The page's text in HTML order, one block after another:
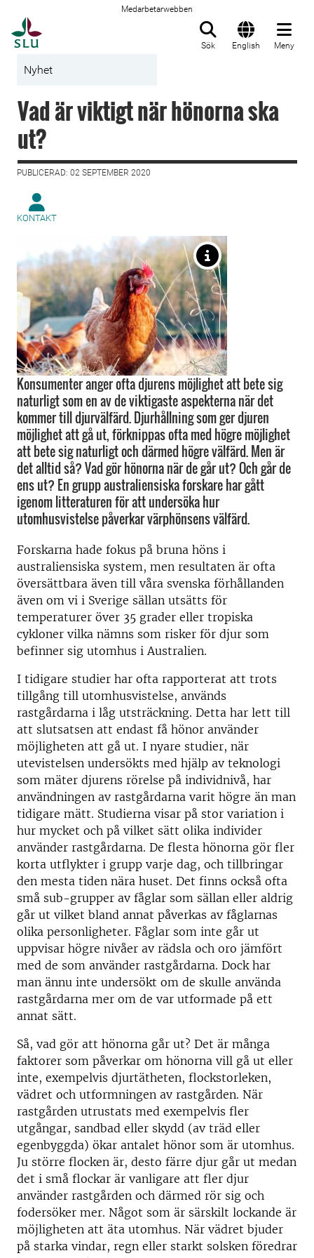
Medarbetarwebben
Sök English Meny
Nyhet
Vad är viktigt när hönorna ska
ut?
PUBLICERAD: 02 SEPTEMBER 2020
KONTAKT
Konsumenter anger ofta djurens möjlighet att bete sig
naturligt som en av de viktigaste aspekterna när det
kommer till djurvälfärd. Djurhållning som ger djuren
möjlighet att gå ut, förknippas ofta med högre möjlighet
att bete sig naturligt och därmed högre välfärd. Men är
det alltid så? Vad gör hönorna när de går ut? Och går de
ens ut? En grupp australiensiska forskare har gått
igenom litteraturen för att undersöka hur
utomhusvistelse påverkar värphönsens välfärd.
Forskarna hade fokus på bruna höns i
australiensiska system, men resultaten är ofta
översättbara även till våra svenska förhållanden
även om vi i Sverige sällan utsätts för
temperaturer över 35 grader eller tropiska
cykloner vilka nämns som risker för djur som
befinner sig utomhus i Australien.
I tidigare studier har ofta rapporterat att trots
tillgång till utomhusvistelse, används
rastgårdarna i låg utsträckning. Detta har lett till
att slutsatsen att endast få hönor använder
möjligheten att gå ut. I nyare studier, när
utevistelsen undersökts med hjälp av teknologi
som mäter djurens rörelse på individnivå, har
användningen av rastgårdarna varit högre än man
tidigare mätt. Studierna visar på stor variation i
hur mycket och på vilket sätt olika individer
använder rastgårdarna. De flesta hönorna gör fler
korta utflykter i grupp varje dag, och tillbringar
den mesta tiden nära huset. Det finns också ofta
små sub-grupper av fåglar som sällan eller aldrig
går ut vilket bland annat påverkas av fåglarnas
olika personligheter. Fåglar som inte går ut
uppvisar högre nivåer av rädsla och oro jämfört
med de som använder rastgårdarna. Dock har
man ännu inte undersökt om de skulle använda
rastgårdarna mer om de var utformade på ett
annat sätt.
Så, vad gör att hönorna går ut? Det är många
faktorer som påverkar om hönorna vill gå ut eller
inte, exempelvis djurtätheten, flockstorleken,
vädret och utformningen av rastgården. När
rastgården utrustats med exempelvis fler
utgångar, sandbad eller skydd (av träd eller
egenbyggda) ökar antalet hönor som är utomhus.
Ju större flocken är, desto färre djur går ut medan
det i små flockar är vanligare att fler djur
använder rastgården och därmed rör sig och
fodersöker mer. Något som är särskilt lockande är
möjligheten att äta utomhus. När vädret bjuder
på starka vindar, regn eller starkt solsken föredrar